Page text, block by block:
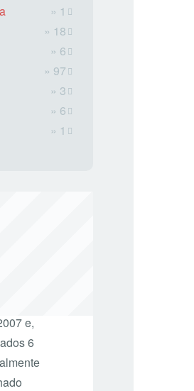
» 1
» 18
» 6
» 97
» 3
» 6
» 1
e,
6